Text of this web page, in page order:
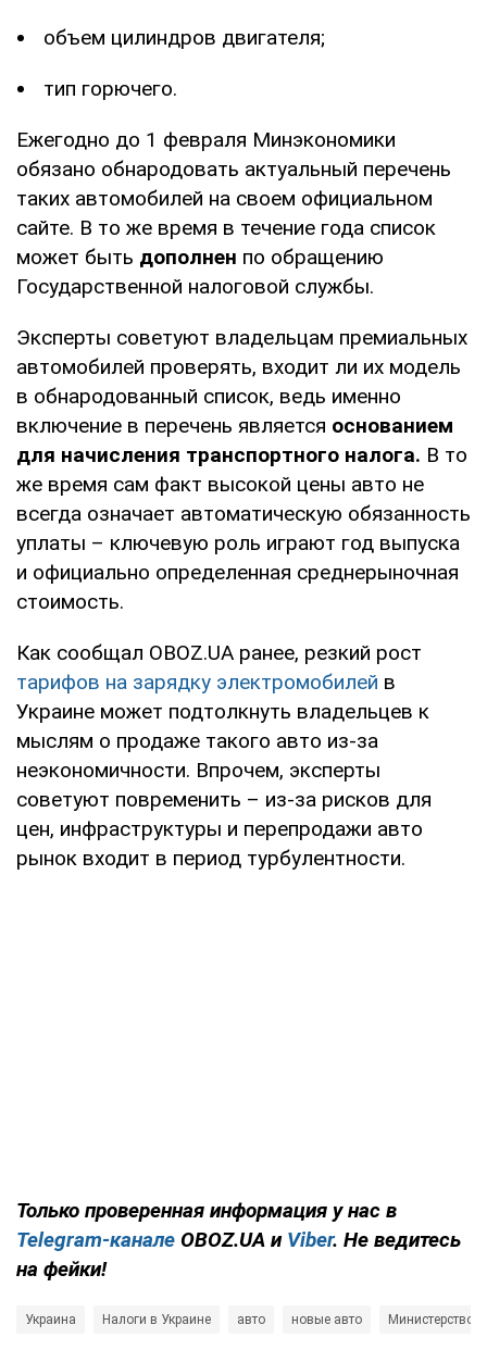
объем цилиндров двигателя;
тип горючего.
Ежегодно до 1 февраля Минэкономики
обязано обнародовать актуальный перечень
таких автомобилей на своем официальном
сайте. В то же время в течение года список
может быть дополнен по обращению
Государственной налоговой службы.
Эксперты советуют владельцам премиальных
автомобилей проверять, входит ли их модель
в обнародованный список, ведь именно
включение в перечень является основанием
для начисления транспортного налога. В то
же время сам факт высокой цены авто не
всегда означает автоматическую обязанность
уплаты – ключевую роль играют год выпуска
и официально определенная среднерыночная
стоимость.
Как сообщал OBOZ.UA ранее, резкий рост
тарифов на зарядку электромобилей в
Украине может подтолкнуть владельцев к
мыслям о продаже такого авто из-за
неэкономичности. Впрочем, эксперты
советуют повременить – из-за рисков для
цен, инфраструктуры и перепродажи авто
рынок входит в период турбулентности.
Только проверенная информация у нас в
Telegram-канале OBOZ.UA и Viber. Не ведитесь
на фейки!
Украина Налоги в Украине авто новые авто Министерство